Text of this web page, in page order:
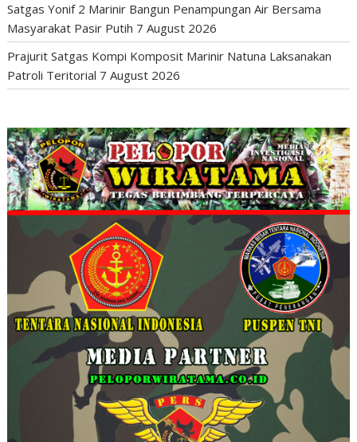
Satgas Yonif 2 Marinir Bangun Penampungan Air Bersama
Masyarakat Pasir Putih 7 August 2026
Prajurit Satgas Kompi Komposit Marinir Natuna Laksanakan
Patroli Teritorial 7 August 2026